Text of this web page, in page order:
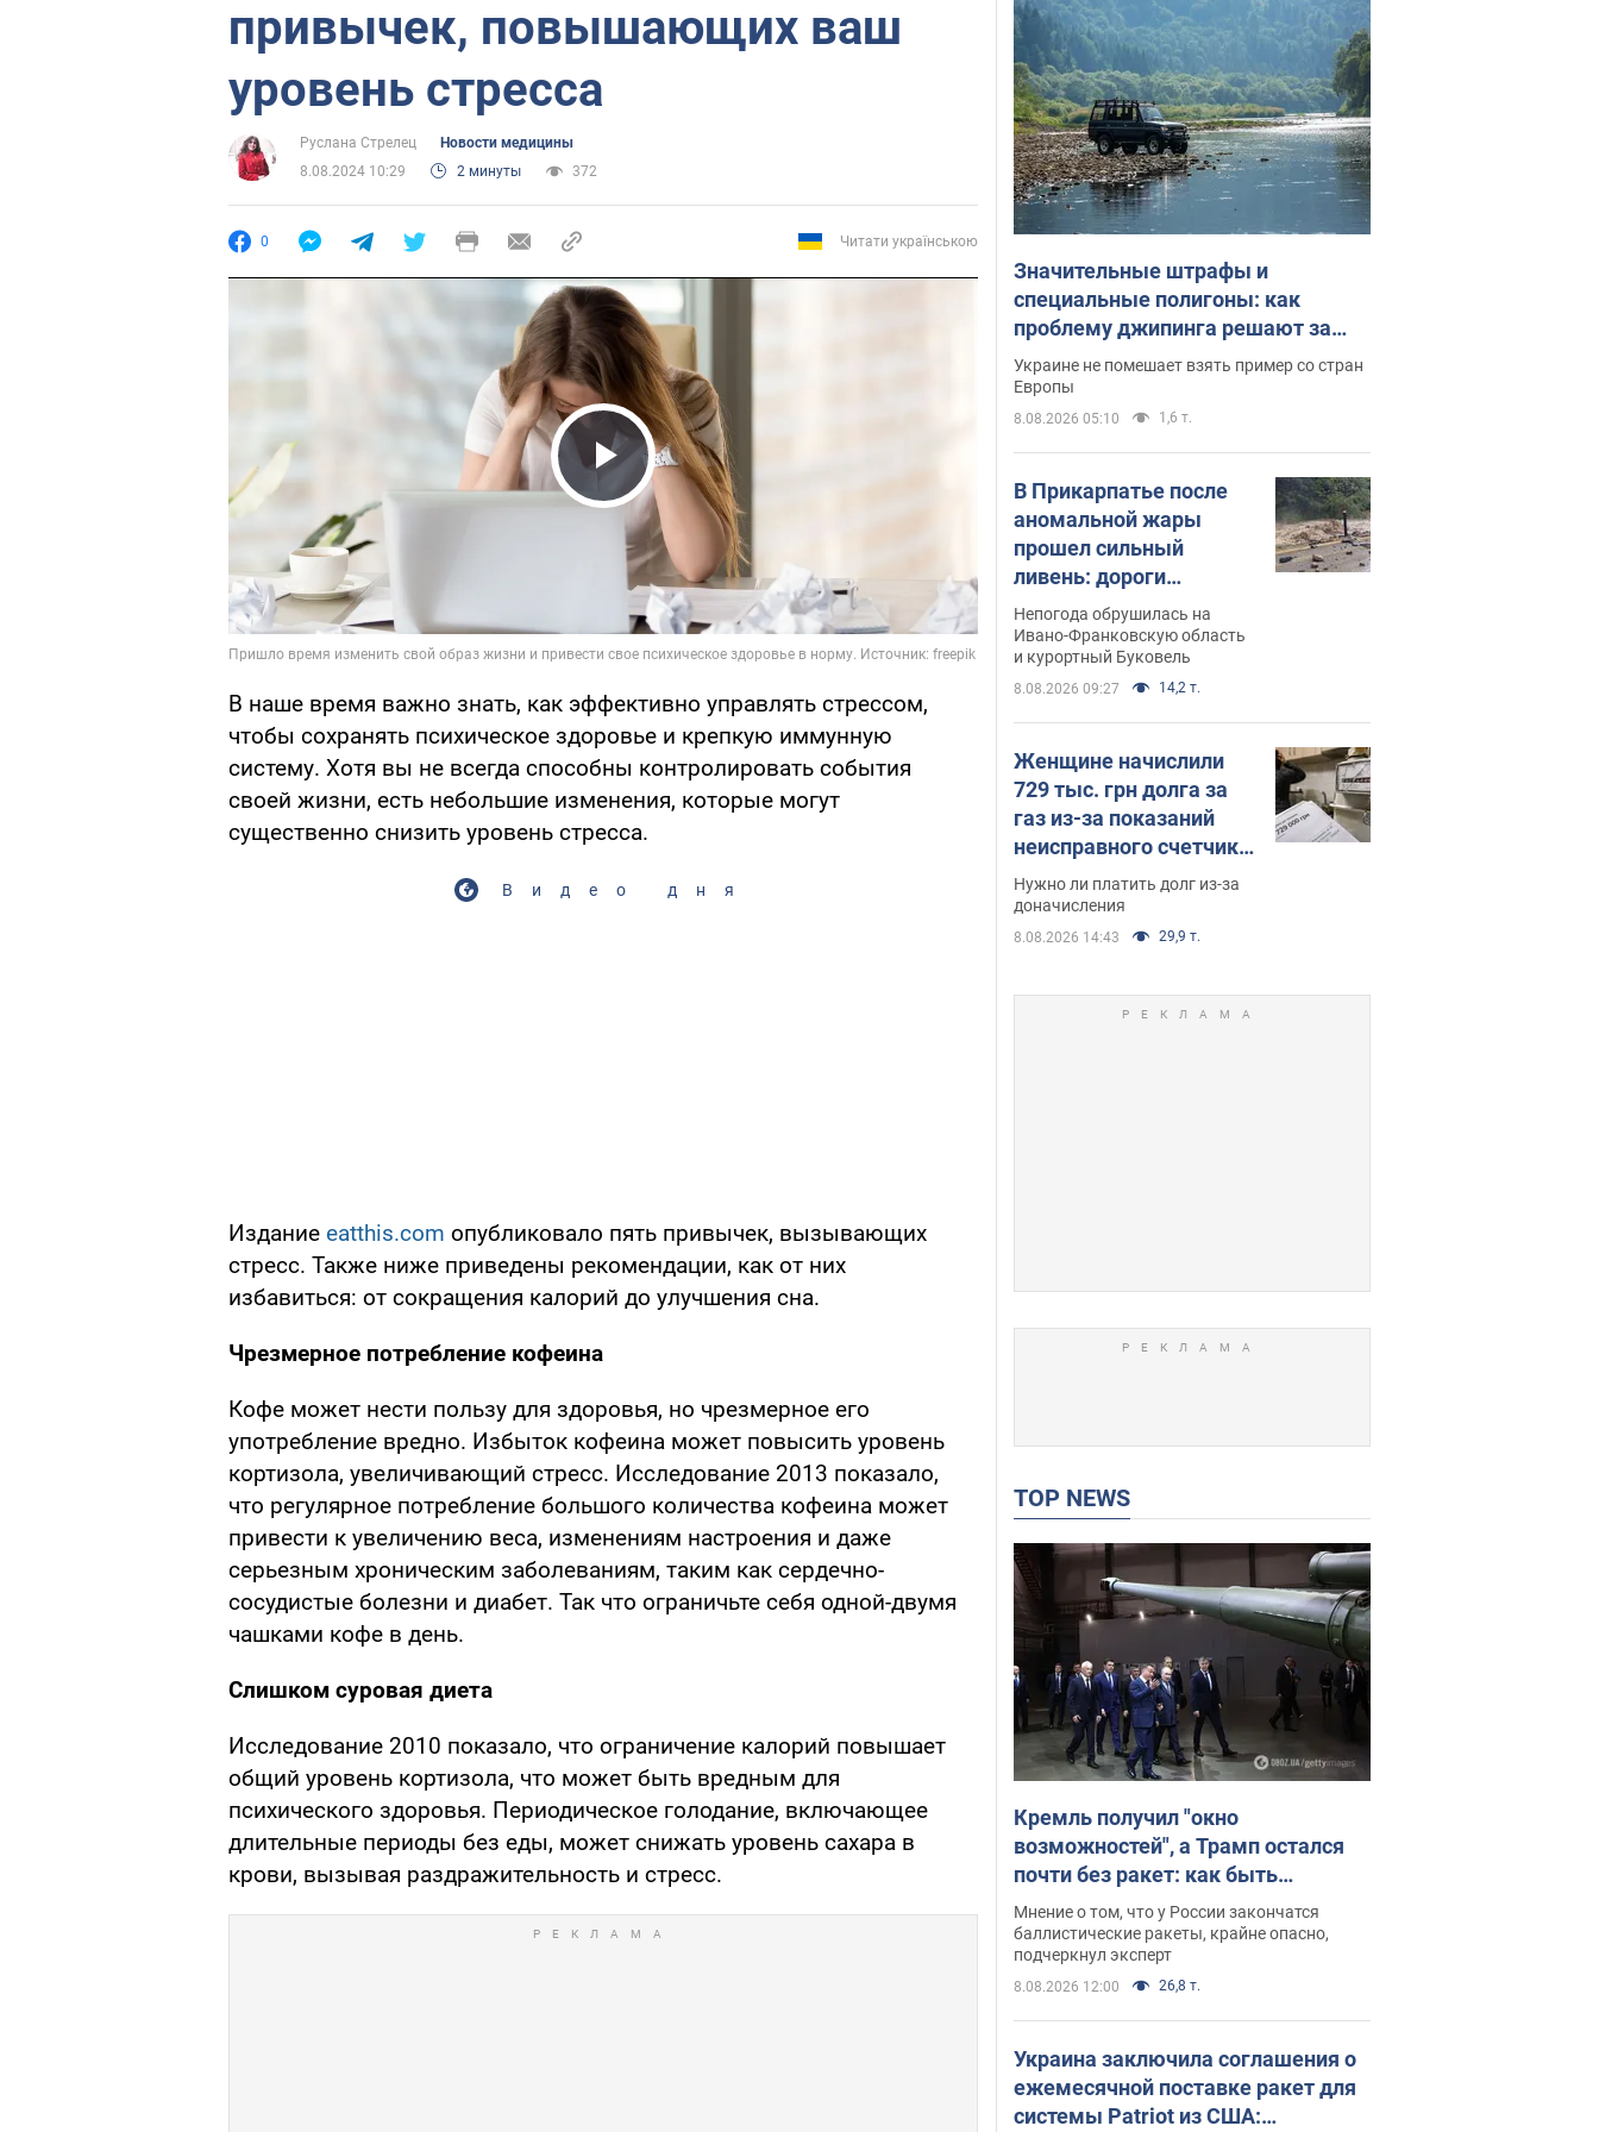
привычек, повышающих ваш
уровень стресса
Руслана Стрелец
Новости медицины
8.08.2024 10:29
2 минуты 372
0 Читати українською
Play Video
В наше время важно знать, как эффективно управлять стрессом,
чтобы сохранять психическое здоровье и крепкую иммунную
систему. Хотя вы не всегда способны контролировать события
своей жизни, есть небольшие изменения, которые могут
существенно снизить уровень стресса.
Видео дня
Издание eatthis.com опубликовало пять привычек, вызывающих
стресс. Также ниже приведены рекомендации, как от них
избавиться: от сокращения калорий до улучшения сна.
Чрезмерное потребление кофеина
Кофе может нести пользу для здоровья, но чрезмерное его
употребление вредно. Избыток кофеина может повысить уровень
кортизола, увеличивающий стресс. Исследование 2013 показало,
что регулярное потребление большого количества кофеина может
привести к увеличению веса, изменениям настроения и даже
серьезным хроническим заболеваниям, таким как сердечно-
сосудистые болезни и диабет. Так что ограничьте себя одной-двумя
чашками кофе в день.
Слишком суровая диета
Исследование 2010 показало, что ограничение калорий повышает
общий уровень кортизола, что может быть вредным для
психического здоровья. Периодическое голодание, включающее
длительные периоды без еды, может снижать уровень сахара в
крови, вызывая раздражительность и стресс.
Значительные штрафы и
специальные полигоны: как
проблему джипинга решают за
границей
Украине не помешает взять пример со стран
Европы
8.08.2026 05:10 1,6 т.
В Прикарпатье после
аномальной жары
прошел сильный
ливень: дороги
превратились в реки.
Видео
Непогода обрушилась на
Ивано-Франковскую область
и курортный Буковель
8.08.2026 09:27 14,2 т.
Женщине начислили
729 тыс. грн долга за
газ из-за показаний
неисправного счетчика:
судья вынес
неожиданное решение
Нужно ли платить долг из-за
доначисления
8.08.2026 14:43 29,9 т.
TOP NEWS
Кремль получил "окно
возможностей", а Трамп остался
почти без ракет: как быть
Украине? Интервью с Мельником
Мнение о том, что у России закончатся
баллистические ракеты, крайне опасно,
подчеркнул эксперт
8.08.2026 12:00 26,8 т.
Украина заключила соглашения о
ежемесячной поставке ракет для
системы Patriot из США: